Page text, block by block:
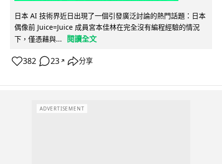
日本 AI 技術界近日出現了一個引發廣泛討論的熱門話題：日本
偶像前 Juice=Juice 成員宮本佳林在完全沒有編程經驗的情況
下，僅憑藉與...
閱讀全文
382 23 ↗ 分享
ADVERTISEMENT